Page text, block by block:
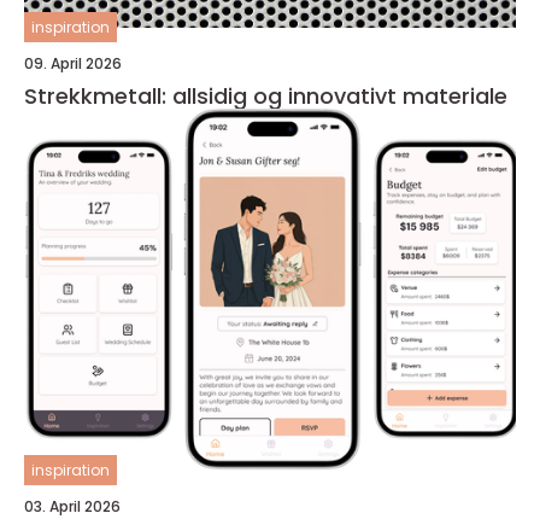
inspiration
09. April 2026
Strekkmetall: allsidig og innovativt materiale
inspiration
03. April 2026